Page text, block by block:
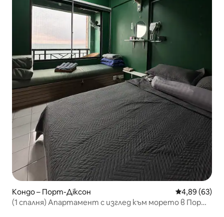
Кондо – Порт-Діксон Средна
4,89 (63)
(1 спалня) Апартамент с изглед към морето в Порт